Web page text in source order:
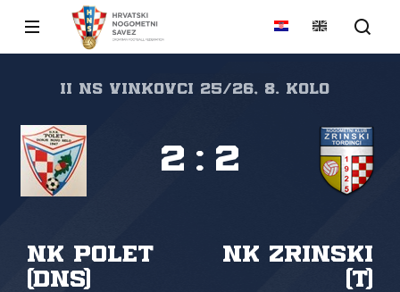
II NS Vinkovci 25/26, 8. kolo
NK Polet
(DNS)
NK Zrinski
(T)
2 : 2